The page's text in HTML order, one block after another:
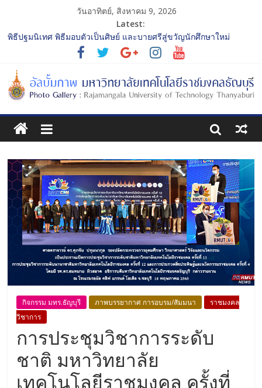
วันอาทิตย์, สิงหาคม 9, 2026
Latest:
พิธีปฐมนิเทศ พิธีมอบตัวเป็นศิษย์ และบายศรีสู่ขวัญนักศึกษาใหม่
ประจำปีการศึกษา 2568 รุ่นที่ 2
การประกวดทูตกิจกรรม ประจำปีการศึกษา 2568 “RMUTT Freshy
2025 Time to Nine-T”
โครงการแลกเปลี่ยนเรียนรู้บทบาทของกรรมการสภามหาวิทยาลัย
เทคโนโลยีราชมงคลธัญบุรี
รับน้องเข้าคณะศิลปกรรมศาสตร์ “โยนลูกรักษ์”
พิธีปฐมนิเทศ พิธีมอบตัวเป็นศิษย์ และบายศรีสู่ขวัญนักศึกษาใหม่
ประจำปีการศึกษา 2568 รุ่นที่ 3
กิจกรรม มทร.ธัญบุรี ภาพบรรยากาศ การอบรม/สัมมนา
ราชมงคล
วิชาการ
การประชุมวิชาการระดับ
ชาติ มหาวิทยาลัย
เทคโนโลยีราชมงคล ครั้งที่